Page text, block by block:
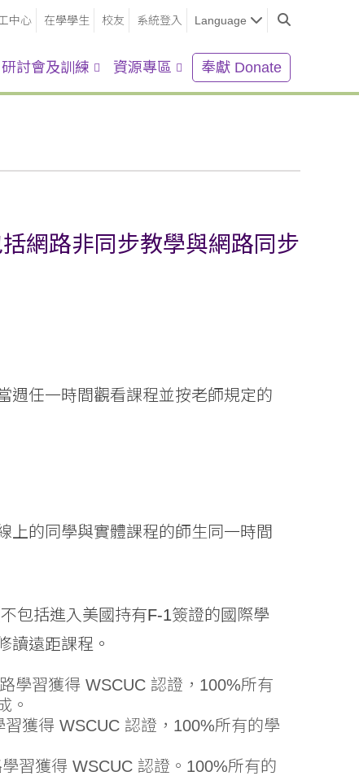
中心 在學學生 校友 系統登入 Language
研討會及訓練 資源專區 奉獻 Donate
網路非同步教學與網路同步
週任一時間觀看課程並按老師規定的
上的同學與實體課程的師生同一時間
包括進入美國持有F-1簽證的國際學
讀遠距課程。
學習獲得 WSCUC 認證，100%所有
。
習獲得 WSCUC 認證，100%所有的學
習獲得 WSCUC 認證。100%所有的